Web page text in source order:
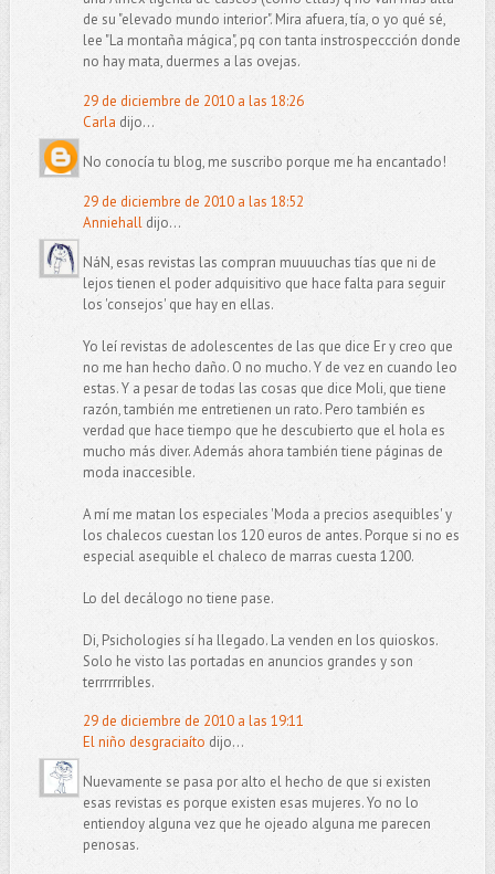
de su "elevado mundo interior". Mira afuera, tía, o yo qué sé,
lee "La montaña mágica", pq con tanta instrospeccción donde
no hay mata, duermes a las ovejas.
29 de diciembre de 2010 a las 18:26
Carla dijo...
No conocía tu blog, me suscribo porque me ha encantado!
29 de diciembre de 2010 a las 18:52
Anniehalldijo...
NáN, esas revistas las compran muuuuchas tías que ni de
lejos tienen el poder adquisitivo que hace falta para seguir
los 'consejos' que hay en ellas.
Yo leí revistas de adolescentes de las que dice Er y creo que
no me han hecho daño. O no mucho. Y de vez en cuando leo
estas. Y a pesar de todas las cosas que dice Moli, que tiene
razón, también me entretienen un rato. Pero también es
verdad que hace tiempo que he descubierto que el hola es
mucho más diver. Además ahora también tiene páginas de
moda inaccesible.
A mí me matan los especiales 'Moda a precios asequibles' y
los chalecos cuestan los 120 euros de antes. Porque si no es
especial asequible el chaleco de marras cuesta 1200.
Lo del decálogo no tiene pase.
Di, Psichologies sí ha llegado. La venden en los quioskos.
Solo he visto las portadas en anuncios grandes y son
terrrrrribles.
29 de diciembre de 2010 a las 19:11
El niño desgraciaíto dijo...
Nuevamente se pasa por alto el hecho de que si existen
esas revistas es porque existen esas mujeres. Yo no lo
entiendoy alguna vez que he ojeado alguna me parecen
penosas.